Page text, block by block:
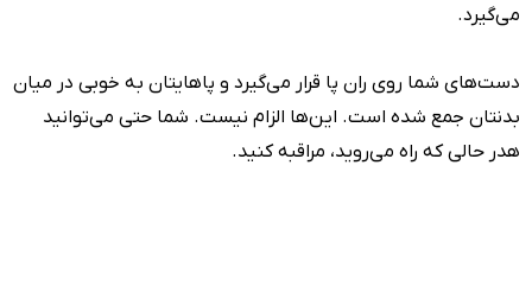
می‌گیرد.
دست‌های شما روی ران پا قرار می‌گیرد و پاهایتان به خوبی در میان
بدنتان جمع شده است. این‌ها الزام نیست. شما حتی می‌توانید
هدر حالی که راه می‌روید، مراقبه کنید.